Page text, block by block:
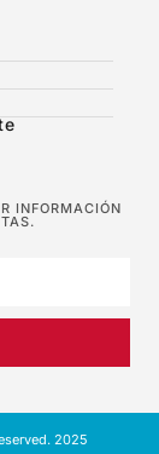
INFORMACIÓN
2025